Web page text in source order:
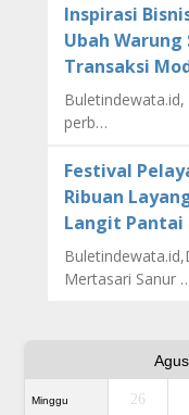
Inspirasi
Ubah Warung
Transaksi
perb…
Festival
Ribuan
Langit Pantai
Mertasari Sanur
Minggu 26